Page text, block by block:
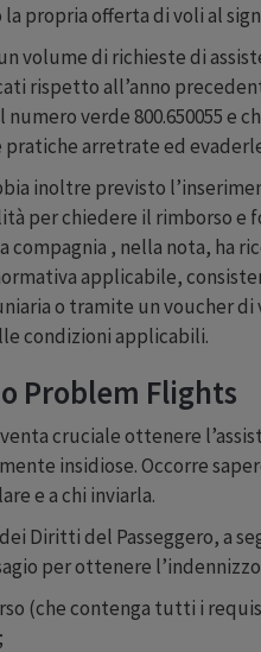
propria offerta di voli al
volume di richieste di
rispetto all’anno
verde 800.650055
arretrate ed
inoltre previsto
per chiedere il rimborso
compagnia , nella nota, ha
applicabile,
o tramite un voucher
condizioni applicabili.
Problem Flights
cruciale ottenere
insidiose. Occorre
e a chi inviarla.
Diritti del Passeggero, a
per ottenere
(che contenga tutti i